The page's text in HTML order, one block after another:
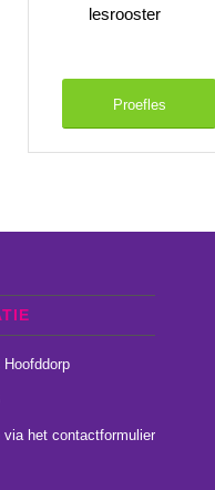
lesrooster
Proefles
via het contactformulier